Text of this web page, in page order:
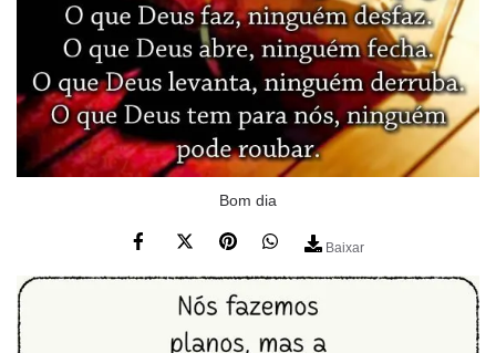
Bom dia
Baixar